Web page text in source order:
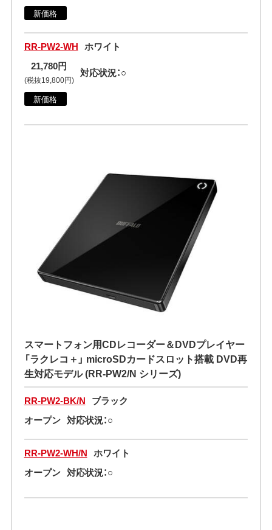
新価格
RR-PW2-WH ホワイト
21,780円
(税抜19,800円)
対応状況：○
新価格
スマートフォン用CDレコーダー＆DVDプレイヤー
「ラクレコ＋」 microSDカードスロット搭載 DVD再
生対応モデル (RR-PW2/N シリーズ)
RR-PW2-BK/N ブラック
オープン 対応状況：○
RR-PW2-WH/N ホワイト
オープン 対応状況：○